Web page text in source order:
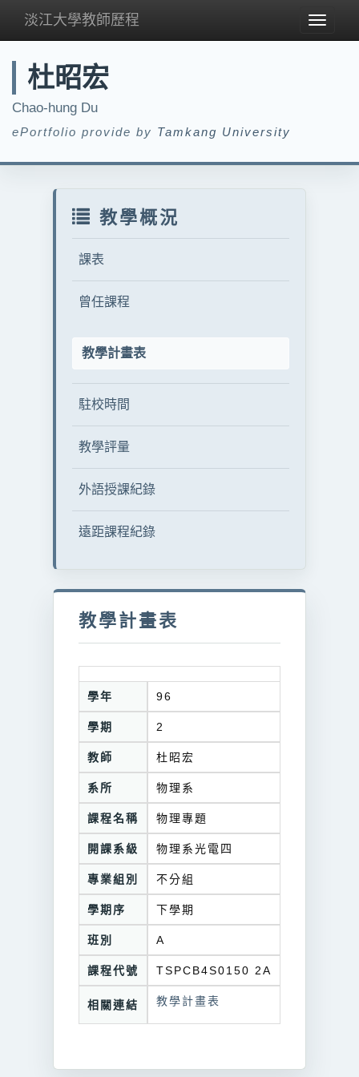
Toggle
淡江大學教師歷程
杜昭宏
Chao-hung Du
ePortfolio provide by Tamkang University
教學概況
課表
曾任課程
教學計畫表
駐校時間
教學評量
外語授課紀錄
遠距課程紀錄
教學計畫表
學年 96
學期 2
教師 杜昭宏
系所 物理系
課程名稱 物理專題
開課系級 物理系光電四
專業組別 不分組
學期序 下學期
班別 A
課程代號 TSPCB4S0150 2A
相關連結 教學計畫表